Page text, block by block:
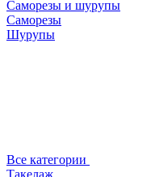
Саморезы и шурупы
Саморезы
Шурупы
Все категории
Такелаж